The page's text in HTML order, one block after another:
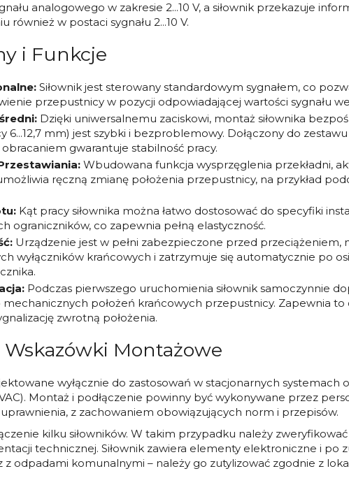
analogowego w zakresie 2...10 V, a siłownik przekazuje
również w postaci sygnału 2...10 V.
i Funkcje
Siłownik jest sterowany standardowym sygnałem, co
przepustnicy w pozycji odpowiadającej wartości sygnału
Dzięki uniwersalnemu zaciskowi, montaż siłownika
6...12,7 mm) jest szybki i bezproblemowy. Dołączony do
gwarantuje stabilność pracy.
Wbudowana funkcja wysprzęglenia przekładni,
ręczną zmianę położenia przepustnicy, na przykład
Kąt pracy siłownika można łatwo dostosować do specyfiki
ograniczników, co zapewnia pełną elastyczność.
Urządzenie jest w pełni zabezpieczone przed przeciążeniem,
wyłączników krańcowych i zatrzymuje się automatycznie po
Podczas pierwszego uruchomienia siłownik samoczynnie
mechanicznych położeń krańcowych przepustnicy. Zapewnia
zwrotną położenia.
Wskazówki Montażowe
wyłącznie do zastosowań w stacjonarnych systemach
Montaż i podłączenie powinny być wykonywane przez
z zachowaniem obowiązujących norm i przepisów.
kilku siłowników. W takim przypadku należy
technicznej. Siłownik zawiera elementy elektroniczne i po
z odpadami komunalnymi – należy go zutylizować zgodnie z